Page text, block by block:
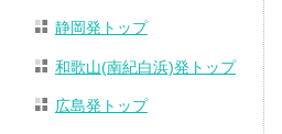
静岡発トップ
和歌山(南紀白浜)発トップ
広島発トップ